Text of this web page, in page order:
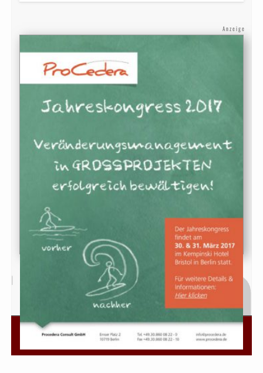
Anzeige
© 2026 IT Finanzmagazin - Das Fachmagazin für IT und
Organisation bei Banken, Sparkassen und Versicherungen